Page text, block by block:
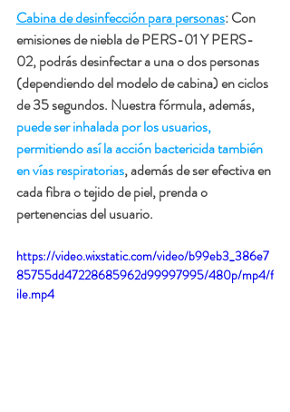
Cabina de desinfección para personas: Con
emisiones de niebla de PERS-01 Y PERS-
02, podrás desinfectar a una o dos personas
(dependiendo del modelo de cabina) en ciclos
de 35 segundos. Nuestra fórmula, además,
puede ser inhalada por los usuarios,
permitiendo así la acción bactericida también
en vías respiratorias, además de ser efectiva en
cada fibra o tejido de piel, prenda o
pertenencias del usuario.
https://video.wixstatic.com/video/b99eb3_386e7
85755dd47228685962d99997995/480p/mp4/f
ile.mp4